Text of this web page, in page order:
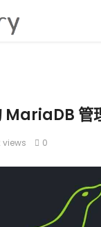
MariaDB 管
views 0